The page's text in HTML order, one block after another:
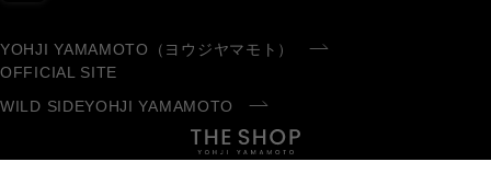
YOHJI YAMAMOTO（ヨウジヤマモト）
OFFICIAL SITE
WILD SIDEYOHJI YAMAMOTO